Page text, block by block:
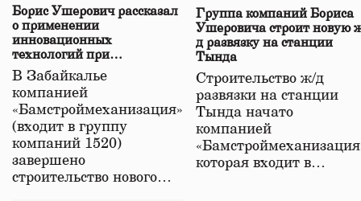
Борис Ушерович рассказал
о применении
инновационных
технологий при
строительстве нового моста
в Забайкалье
В Забайкалье
компанией
«Бамстроймеханизация»
(входит в группу
компаний 1520)
завершено
строительство нового…
Группа компаний Бориса
Ушеровича строит новую
д развязку на станции
Тында
Строительство ж/д
развязки на станции
Тында начато
компанией
которая входит в…